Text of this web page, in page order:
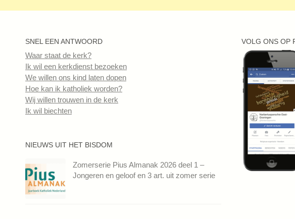
SNEL EEN ANTWOORD
Waar staat de kerk?
Ik wil een kerkdienst bezoeken
We willen ons kind laten dopen
Hoe kan ik katholiek worden?
Wij willen trouwen in de kerk
Ik wil biechten
NIEUWS UIT HET BISDOM
Zomerserie Pius Almanak 2026 deel 1 –
Jongeren en geloof en 3 art. uit zomer serie
VOLG ONS OP